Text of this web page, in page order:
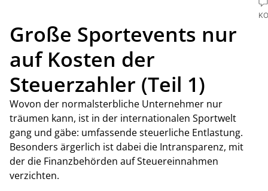
Große Sportevents nur
auf Kosten der
Steuerzahler (Teil 1)
Wovon der normalsterbliche Unternehmer nur
träumen kann, ist in der internationalen Sportwelt
gang und gäbe: umfassende steuerliche Entlastung.
Besonders ärgerlich ist dabei die Intransparenz, mit
der die Finanzbehörden auf Steuereinnahmen
verzichten.